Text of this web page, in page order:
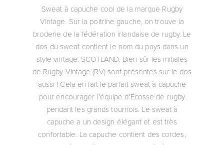
Sweat à capuche cool de la marque Rugby
Vintage. Sur la poitrine gauche, on trouve la
broderie de la fédération irlandaise de rugby. Le
dos du sweat contient le nom du pays dans un
style vintage: SCOTLAND. Bien sûr les initiales
de Rugby Vintage (RV) sont présentes sur le dos
aussi ! Cela en fait le parfait sweat à capuche
pour encourager l'équipe d'Écosse de rugby
pendant les grands tournois. Le sweat à
capuche a un design élégant et est très
confortable. La capuche contient des cordes,